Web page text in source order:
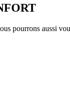
pourrons aussi